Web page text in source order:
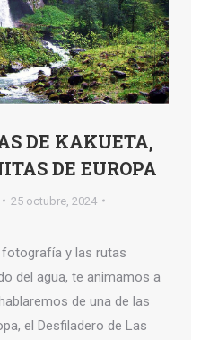
DE KAKUETA,
DE EUROPA
25 octubre, 2024
y las rutas
del agua, te animamos a
de una de las
el Desfiladero de Las